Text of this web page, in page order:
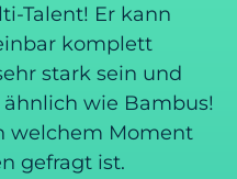
Talent! Er kann
komplett
stark sein und
wie Bambus!
welchem Moment
gefragt ist.